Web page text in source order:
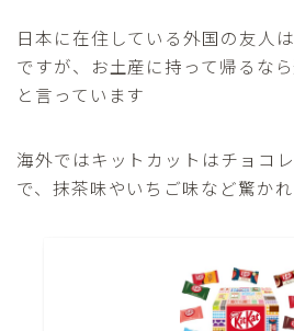
日本に在住している外国の友人
ですが、お土産に持って帰るな
と言っています
海外ではキットカットはチョコ
で、抹茶味やいちご味など驚か